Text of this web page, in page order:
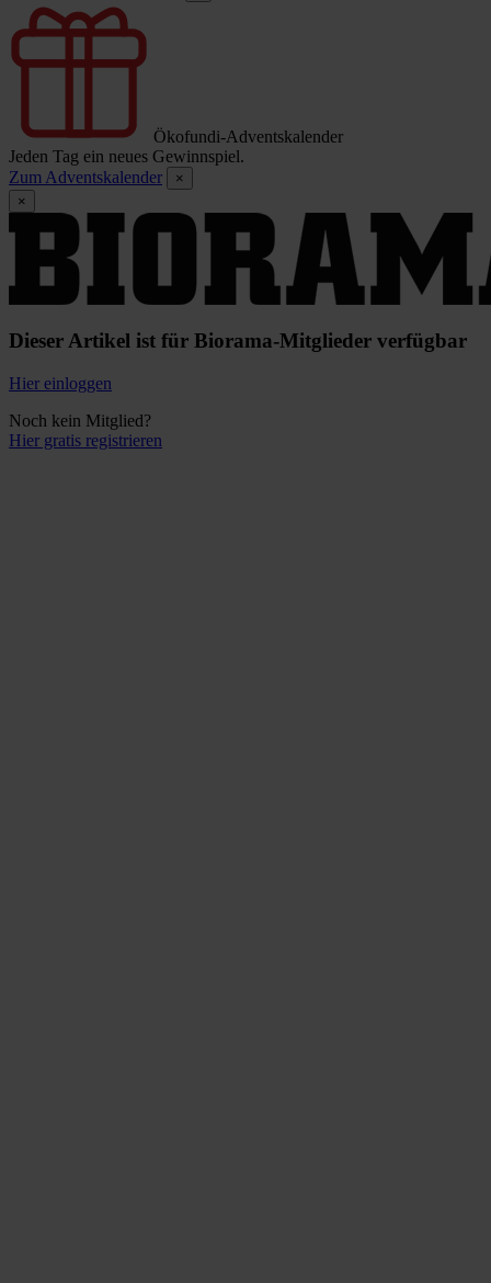
Ökofundi-Adventskalender
Jeden Tag ein neues Gewinnspiel.
Zum Adventskalender
×
×
Dieser Artikel ist für Biorama-Mitglieder verfügbar
Hier einloggen
Noch kein Mitglied?
Hier gratis registrieren